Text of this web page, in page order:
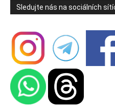
Sledujte nás na sociálních